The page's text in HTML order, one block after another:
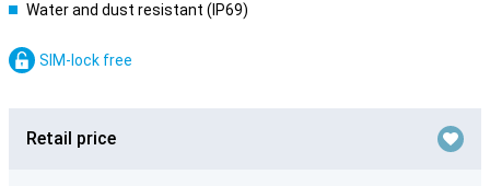
Water and dust resistant (IP69)
SIM-lock free
Retail price